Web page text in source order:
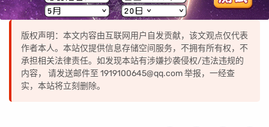
版权声明：本文内容由互联网用户自发贡献，该文观点仅代表
作者本人。本站仅提供信息存储空间服务，不拥有所有权，不
承担相关法律责任。如发现本站有涉嫌抄袭侵权/违法违规的
内容， 请发送邮件至 1919100645@qq.com 举报，一经查
实，本站将立刻删除。